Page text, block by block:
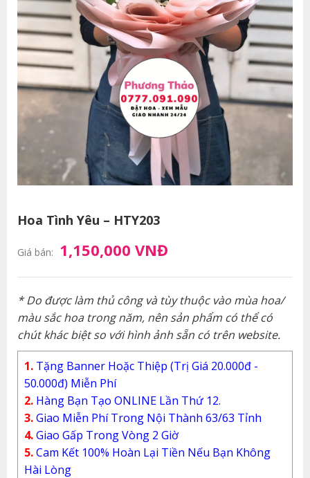
Hoa Tình Yêu – HTY203
Giá bán: 1,150,000 VNĐ
* Do được làm thủ công và tùy thuộc vào mùa hoa/
màu sắc hoa trong năm, nên sản phẩm có thể có
chút khác biệt so với hình ảnh sẵn có trên website.
1. Tặng Banner Hoặc Thiệp (Trị Giá 20.000đ -
50.000đ) Miễn Phí
2. Hàng Bạn Tạo ONLINE Lần Thứ 12.
3.Giao Miễn Phí Trong Nội Thành 63/63 Tỉnh
4.Giao Gấp Trong Vòng 2 Giờ
5.Cam Kết 100% Hoàn Lại Tiền Nếu Bạn Không
Hài Lòng